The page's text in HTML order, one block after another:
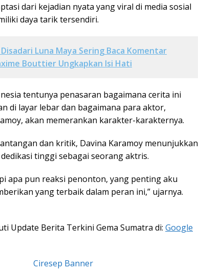
dari kejadian nyata yang viral di media sosial
daya tarik tersendiri.
Luna Maya Sering Baca Komentar
Bouttier Ungkapkan Isi Hati
tentunya penasaran bagaimana cerita ini
di layar lebar dan bagaimana para aktor,
akan memerankan karakter-karakternya.
dan kritik, Davina Karamoy menunjukkan
tinggi sebagai seorang aktris.
apa pun reaksi penonton, yang penting aku
yang terbaik dalam peran ini,” ujarnya.
Update Berita Terkini Gema Sumatra di: Google